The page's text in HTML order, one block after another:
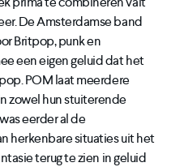
De Amsterdamse band
Britpop, punk en
een eigen geluid dat het
POM laat meerdere
zowel hun stuiterende
eerder al de
herkenbare situaties uit het
terug te zien in geluid